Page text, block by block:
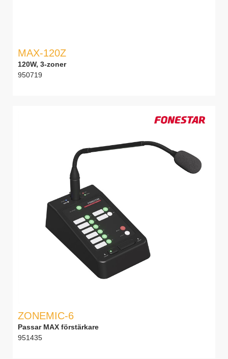
MAX-120Z
120W, 3-zoner
950719
ZONEMIC-6
Passar MAX förstärkare
951435